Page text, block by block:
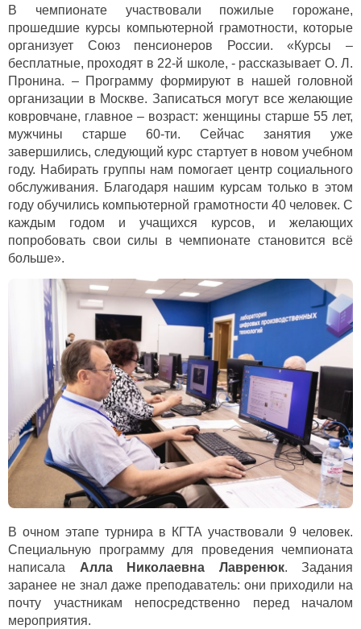
В чемпионате участвовали пожилые горожане,
прошедшие курсы компьютерной грамотности, которые
организует Союз пенсионеров России. «Курсы –
бесплатные, проходят в 22-й школе, - рассказывает О. Л.
Пронина. – Программу формируют в нашей головной
организации в Москве. Записаться могут все желающие
ковровчане, главное – возраст: женщины старше 55 лет,
мужчины старше 60-ти. Сейчас занятия уже
завершились, следующий курс стартует в новом учебном
году. Набирать группы нам помогает центр социального
обслуживания. Благодаря нашим курсам только в этом
году обучились компьютерной грамотности 40 человек. С
каждым годом и учащихся курсов, и желающих
попробовать свои силы в чемпионате становится всё
больше».
В очном этапе турнира в КГТА участвовали 9 человек.
Специальную программу для проведения чемпионата
написала Алла Николаевна Лавренюк. Задания
заранее не знал даже преподаватель: они приходили на
почту участникам непосредственно перед началом
мероприятия.